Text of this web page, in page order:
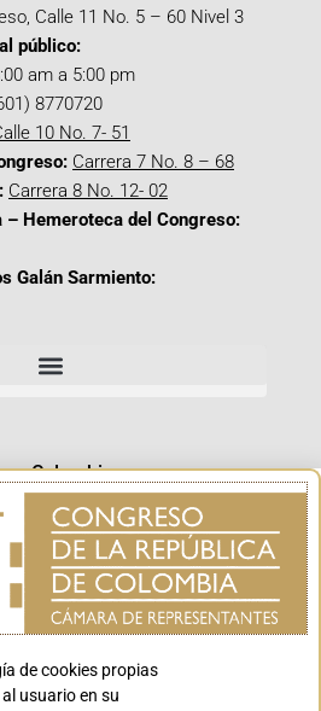
Calle 11 No. 5 – 60 Nivel 3
público:
am a 5:00 pm
8770720
10 No. 7- 51
Carrera 7 No. 8 – 68
Carrera 8 No. 12- 02
– Hemeroteca del Congreso:
Galán Sarmiento:
de cookies propias
usuario en su